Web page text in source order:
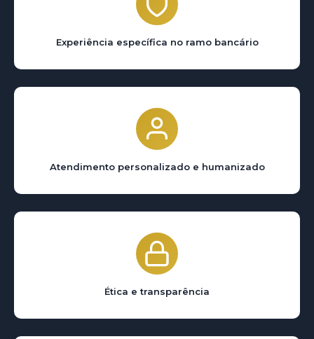
Experiência específica no ramo bancário
Atendimento personalizado e humanizado
Ética e transparência